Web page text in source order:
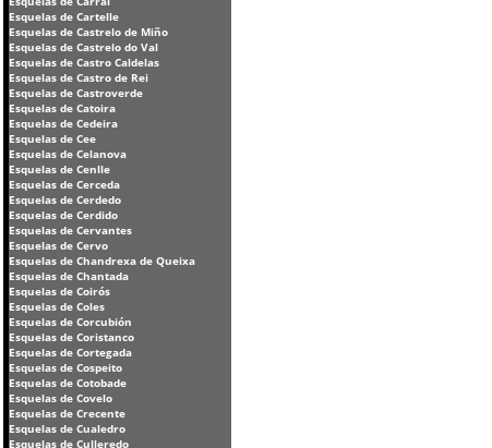
Esquelas de Cartelle
Esquelas de Castrelo de Miño
Esquelas de Castrelo do Val
Esquelas de Castro Caldelas
Esquelas de Castro de Rei
Esquelas de Castroverde
Esquelas de Catoira
Esquelas de Cedeira
Esquelas de Cee
Esquelas de Celanova
Esquelas de Cenlle
Esquelas de Cerceda
Esquelas de Cerdedo
Esquelas de Cerdido
Esquelas de Cervantes
Esquelas de Cervo
Esquelas de Chandrexa de Queixa
Esquelas de Chantada
Esquelas de Coirós
Esquelas de Coles
Esquelas de Corcubión
Esquelas de Coristanco
Esquelas de Cortegada
Esquelas de Cospeito
Esquelas de Cotobade
Esquelas de Covelo
Esquelas de Crecente
Esquelas de Cualedro
Esquelas de Culleredo